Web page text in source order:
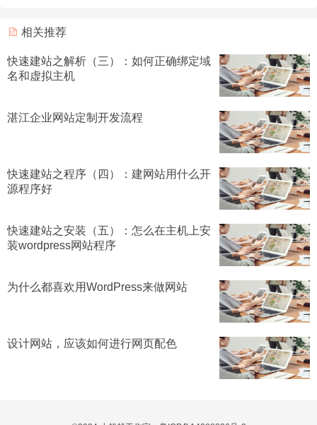
相关推荐
快速建站之解析（三）：如何正确绑定域
名和虚拟主机
湛江企业网站定制开发流程
快速建站之程序（四）：建网站用什么开
源程序好
快速建站之安装（五）：怎么在主机上安
装wordpress网站程序
为什么都喜欢用WordPress来做网站
设计网站，应该如何进行网页配色